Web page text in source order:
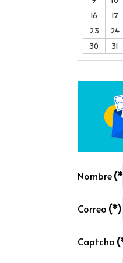
16
17
23
24
30
31
Nombre (*)
Correo (*)
Captcha